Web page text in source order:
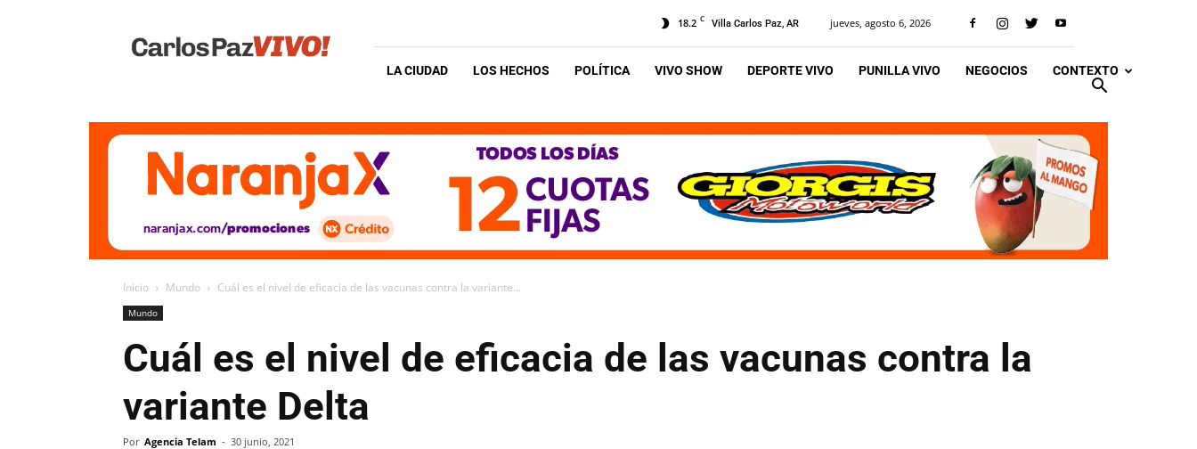
Vivo
18.2 C Villa Carlos Paz, AR jueves, agosto 6, 2026
LA CIUDAD LOS HECHOS POLÍTICA VIVO SHOW DEPORTE VIVO PUNILLA VIVO NEGOCIOS CONTEXTO
Inicio Mundo Cuál es el nivel de eficacia de las vacunas contra la variante...
Mundo
Cuál es el nivel de eficacia de las vacunas contra la
variante Delta
Por Agencia Telam - 30 junio, 2021